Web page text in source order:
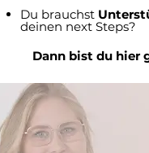
Du brauchst
deinen next Steps?
Dann bist du hier